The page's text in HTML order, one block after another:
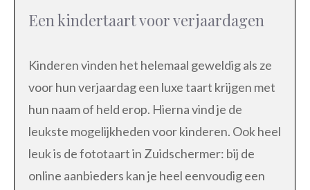
Een kindertaart voor verjaardagen
Kinderen vinden het helemaal geweldig als ze
voor hun verjaardag een luxe taart krijgen met
hun naam of held erop. Hierna vind je de
leukste mogelijkheden voor kinderen. Ook heel
leuk is de fototaart in Zuidschermer: bij de
online aanbieders kan je heel eenvoudig een